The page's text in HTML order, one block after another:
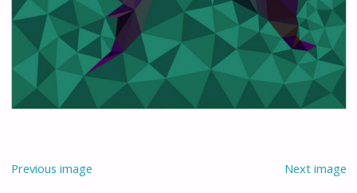
Previous image Next image